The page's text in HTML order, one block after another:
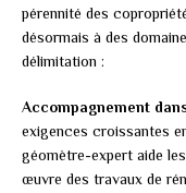
pérennité des
désormais à des
délimitation :
Accompagnement
exigences croissantes
géomètre-expert aide
œuvre des travaux de